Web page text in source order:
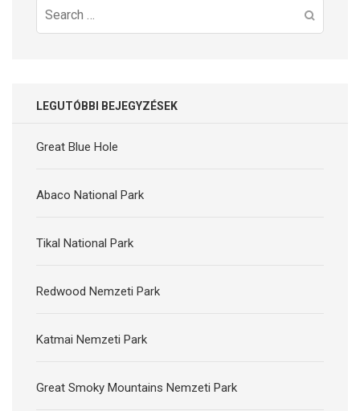
Search
for:
LEGUTÓBBI BEJEGYZÉSEK
Great Blue Hole
Abaco National Park
Tikal National Park
Redwood Nemzeti Park
Katmai Nemzeti Park
Great Smoky Mountains Nemzeti Park